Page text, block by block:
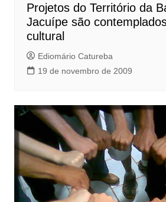
Projetos do Território da
Jacuípe são
cultural
Ediomário Catureba
19 de novembro de 2009